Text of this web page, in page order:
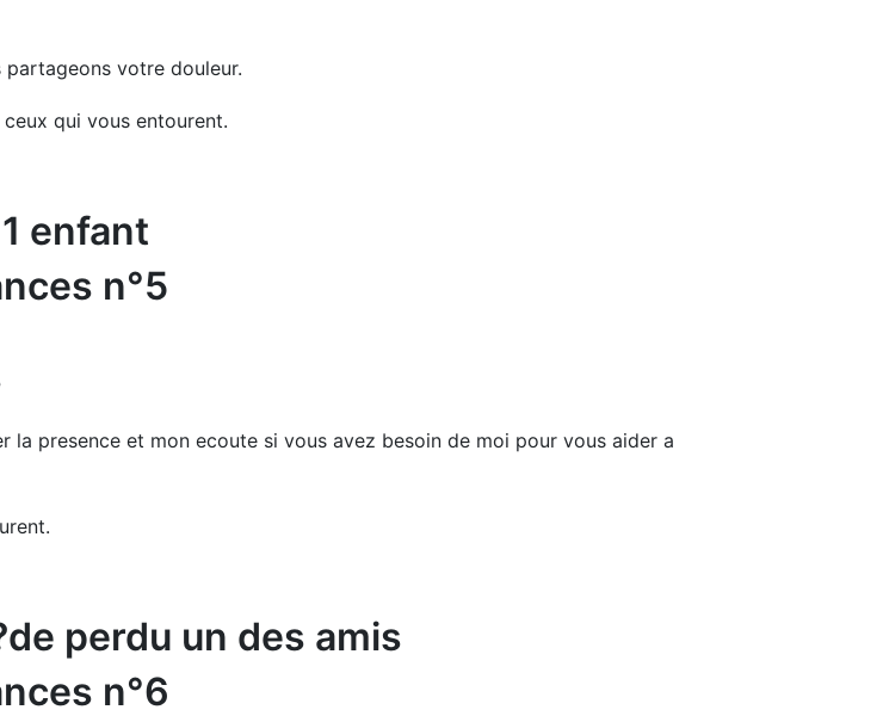
votre douleur.
qui vous entourent.
enfant
n°5
presence et mon ecoute si vous avez besoin de moi pour vous aider a
perdu un des amis
n°6